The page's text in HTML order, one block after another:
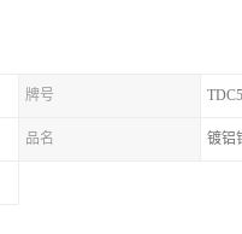
牌号
品名 镀铝